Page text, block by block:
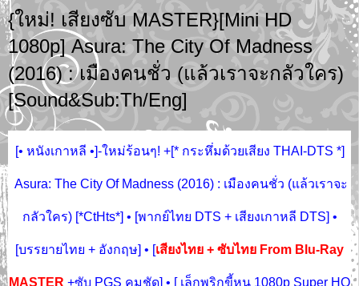
{ใหม่! เสียงซับ MASTER}[Mini HD
1080p] Asura: The City Of Madness
(2016) : เมืองคนชั่ว (แล้วเราจะกลัวใคร)
[Sound&Sub:Th/Eng]
[• หนังเกาหลี •]-ใหม่ร้อนๆ! +[* กระหึ่มด้วยเสียง THAI-DTS *]
Asura: The City Of Madness (2016) : เมืองคนชั่ว (แล้วเราจะ
กลัวใคร) [*CtHts*] • [พากย์ไทย DTS + เสียงเกาหลี DTS] •
[บรรยายไทย + อังกฤษ] • [เสียงไทย + ซับไทย From Blu-Ray
MASTER +ซับ PGS คมชัด] • [ เล็กพริกขี้หนู 1080p Super HQ